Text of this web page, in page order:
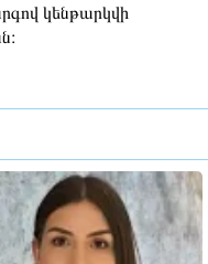
կենթարկվի